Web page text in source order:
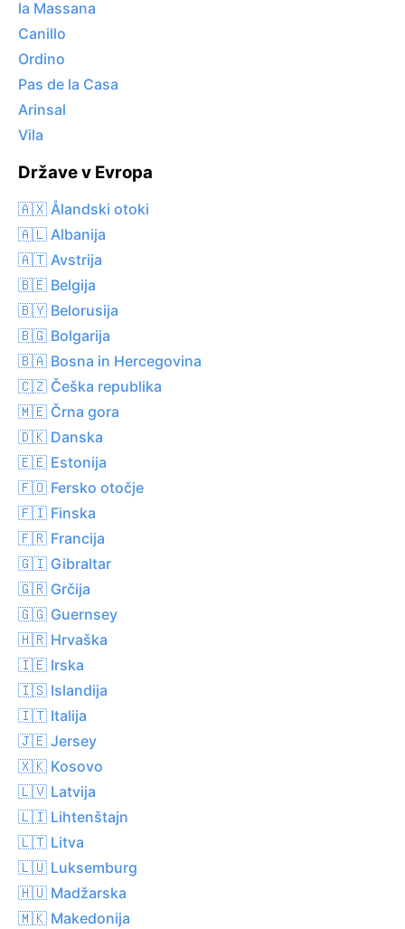
la Massana
Canillo
Ordino
Pas de la Casa
Arinsal
Vila
Države v Evropa
🇦🇽 Ålandski otoki
🇦🇱 Albanija
🇦🇹 Avstrija
🇧🇪 Belgija
🇧🇾 Belorusija
🇧🇬 Bolgarija
🇧🇦 Bosna in Hercegovina
🇨🇿 Češka republika
🇲🇪 Črna gora
🇩🇰 Danska
🇪🇪 Estonija
🇫🇴 Fersko otočje
🇫🇮 Finska
🇫🇷 Francija
🇬🇮 Gibraltar
🇬🇷 Grčija
🇬🇬 Guernsey
🇭🇷 Hrvaška
🇮🇪 Irska
🇮🇸 Islandija
🇮🇹 Italija
🇯🇪 Jersey
🇽🇰 Kosovo
🇱🇻 Latvija
🇱🇮 Lihtenštajn
🇱🇹 Litva
🇱🇺 Luksemburg
🇭🇺 Madžarska
🇲🇰 Makedonija